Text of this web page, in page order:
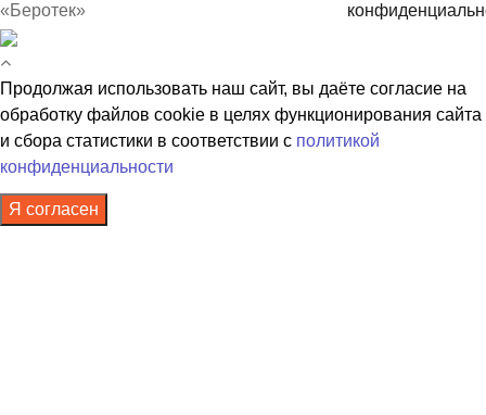
«Беротек»
Продолжая использовать наш сайт, вы даёте согласие на
обработку файлов cookie в целях функционирования сайта
и сбора статистики в соответствии с политикой
конфиденциальности
Я согласен